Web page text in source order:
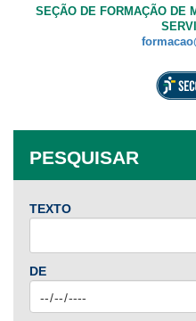
SEÇÃO DE FORMAÇÃO DE
PESQUISAR
TEXTO
DE